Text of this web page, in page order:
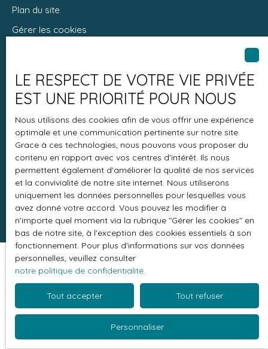
Plan du site
Gérer les cookies
+33 6 96 91 29 10
Croix Rivail
97232 Le Lamentin
LE RESPECT DE VOTRE VIE PRIVÉE
EST UNE PRIORITÉ POUR NOUS
Nous utilisons des cookies afin de vous offrir une expérience
optimale et une communication pertinente sur notre site.
Grace à ces technologies, nous pouvons vous proposer du
contenu en rapport avec vos centres d'intérêt. Ils nous
permettent également d'améliorer la qualité de nos services
et la convivialité de notre site internet. Nous utiliserons
uniquement les données personnelles pour lesquelles vous
avez donné votre accord. Vous pouvez les modifier à
n'importe quel moment via la rubrique ″Gérer les cookies″ en
bas de notre site, à l'exception des cookies essentiels à son
fonctionnement. Pour plus d'informations sur vos données
personnelles, veuillez consulter
notre politique de confidentialité.
Tout accepter Tout refuser
Personnaliser